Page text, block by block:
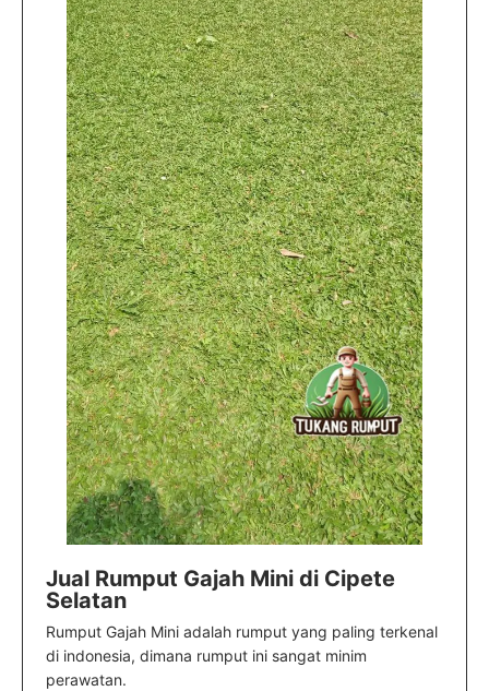
Jual Rumput Gajah Mini di Cipete
Selatan
Rumput Gajah Mini adalah rumput yang paling terkenal
di indonesia, dimana rumput ini sangat minim
perawatan.